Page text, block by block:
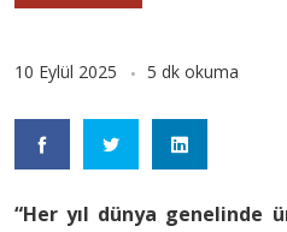
10 Eylül 2025 5 dk okuma
“Her yıl dünya genelinde